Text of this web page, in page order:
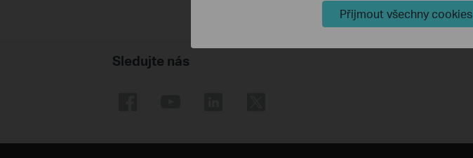
Sledujte nás
Přijmout všechny cookies